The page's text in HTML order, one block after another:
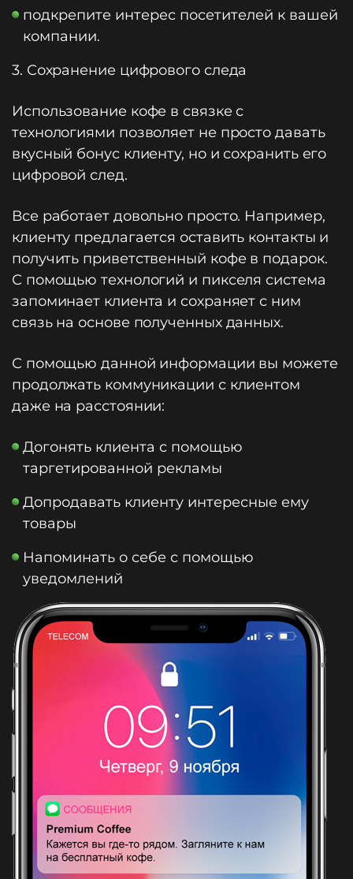
подкрепите интерес посетителей к вашей
компании.
3. Сохранение цифрового следа
Использование кофе в связке с
технологиями позволяет не просто давать
вкусный бонус клиенту, но и сохранить его
цифровой след.
Все работает довольно просто. Например,
клиенту предлагается оставить контакты и
получить приветственный кофе в подарок.
С помощью технологий и пикселя система
запоминает клиента и сохраняет с ним
связь на основе полученных данных.
С помощью данной информации вы можете
продолжать коммуникации с клиентом
даже на расстоянии:
Догонять клиента с помощью
таргетированной рекламы
Допродавать клиенту интересные ему
товары
Напоминать о себе с помощью
уведомлений